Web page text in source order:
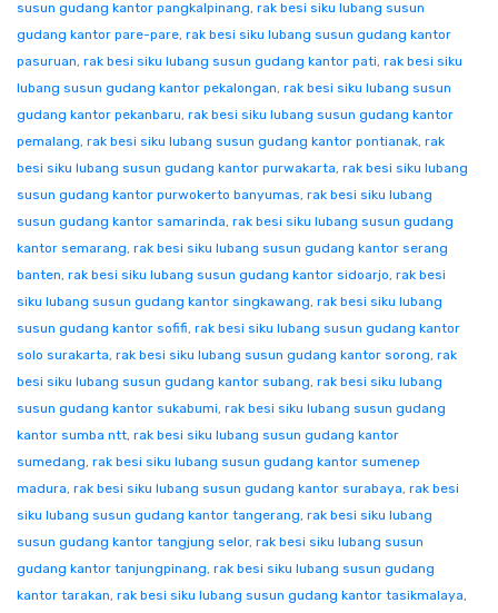
susun gudang kantor pangkalpinang, rak besi siku lubang susun
gudang kantor pare-pare, rak besi siku lubang susun gudang kantor
pasuruan, rak besi siku lubang susun gudang kantor pati, rak besi siku
lubang susun gudang kantor pekalongan, rak besi siku lubang susun
gudang kantor pekanbaru, rak besi siku lubang susun gudang kantor
pemalang, rak besi siku lubang susun gudang kantor pontianak, rak
besi siku lubang susun gudang kantor purwakarta, rak besi siku lubang
susun gudang kantor purwokerto banyumas, rak besi siku lubang
susun gudang kantor samarinda, rak besi siku lubang susun gudang
kantor semarang, rak besi siku lubang susun gudang kantor serang
banten, rak besi siku lubang susun gudang kantor sidoarjo, rak besi
siku lubang susun gudang kantor singkawang, rak besi siku lubang
susun gudang kantor sofifi, rak besi siku lubang susun gudang kantor
solo surakarta, rak besi siku lubang susun gudang kantor sorong, rak
besi siku lubang susun gudang kantor subang, rak besi siku lubang
susun gudang kantor sukabumi, rak besi siku lubang susun gudang
kantor sumba ntt, rak besi siku lubang susun gudang kantor
sumedang, rak besi siku lubang susun gudang kantor sumenep
madura, rak besi siku lubang susun gudang kantor surabaya, rak besi
siku lubang susun gudang kantor tangerang, rak besi siku lubang
susun gudang kantor tangjung selor, rak besi siku lubang susun
gudang kantor tanjungpinang, rak besi siku lubang susun gudang
kantor tarakan, rak besi siku lubang susun gudang kantor tasikmalaya,